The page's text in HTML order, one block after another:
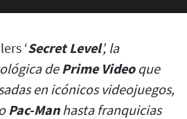
‘Secret Level’, la
de Prime Videoque
en icónicos videojuegos,
Pac-Manhasta franquicias